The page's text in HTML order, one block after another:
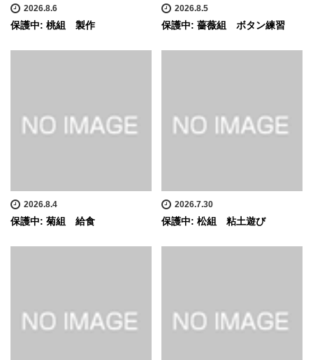
2026.8.6
保護中: 桃組 製作
2026.8.5
保護中: 薔薇組 ボタン練習
2026.8.4
保護中: 菊組 給食
2026.7.30
保護中: 松組 粘土遊び